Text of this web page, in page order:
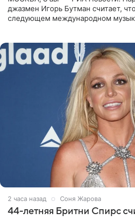
джазмен Игорь Бутман считает,
следующем международном
2 часа назад Соня Жарова
44-летняя Бритни Спирс